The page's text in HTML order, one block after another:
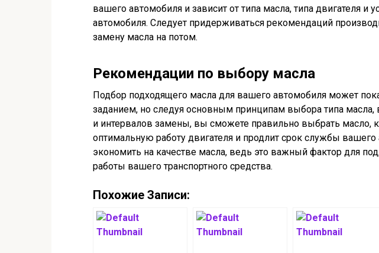
вашего автомобиля и зависит от типа масла, типа двигателя и
автомобиля. Следует придерживаться рекомендаций
замену масла на потом.
Рекомендации по выбору масла
Подбор подходящего масла для вашего автомобиля может
заданием, но следуя основным принципам выбора типа масла,
и интервалов замены, вы сможете правильно выбрать масло,
оптимальную работу двигателя и продлит срок службы вашего
экономить на качестве масла, ведь это важный фактор для
работы вашего транспортного средства.
Похожие Записи: